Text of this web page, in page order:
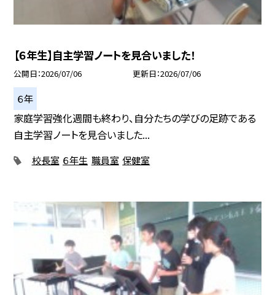
【６年生】自主学習ノートを見合いました！
公開日 2026/07/06 更新日 2026/07/06
６年
家庭学習強化週間も終わり、自分たちの学びの足跡である
自主学習ノートを見合いました...
校長室 ６年生 職員室 保健室